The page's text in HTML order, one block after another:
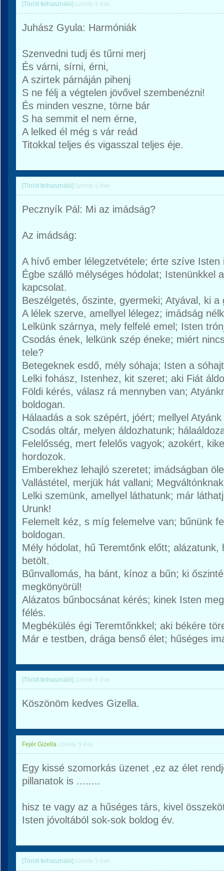
[Törölt felhasználó] üzente 5 éve
Juhász Gyula: Harmóniák
Szenvedni tudj és tűrni merj
És várni, sírni, érni,
A szirtek párnáján pihenj
S ne félj a végtelen jövővel szembenézni!
És minden veszne, törne bár
S ha semmit el nem érne,
A lelked él még s vár reád
Titokkal teljes és vigasszal teljes éje.
[Törölt felhasználó] üzente 5 éve
Pecznyík Pál: Mi az imádság?
Az imádság:
A hívő ember lélegzetvétele; érte szíve Isten
Égbe szálló mélységes hódolat; Istenünkkel
kapcsolat.
Beszélgetés, őszinte, gyermeki; Atyával, ki
A lélek szerve, amellyel lélegez; imádság
Lelkünk szárnya, mely felfelé emel; Isten
Csodás ének, lelkünk szép éneke; miért
tele?
Betegeknek esdő, mély sóhaja; Isten a
Lelki fohász, Istenhez, kit szeret; aki Fiát
Földi kérés, válasz rá mennyben van;
boldogan.
Hálaadás a sok szépért, jóért; mellyel
Csodás oltár, melyen áldozhatunk;
Felelősség, mert felelős vagyok; azokért,
hordozok.
Emberekhez lehajló szeretet; imádságban
Vallástétel, merjük hát vallani;
Lelki szemünk, amellyel láthatunk; már
Urunk!
Felemelt kéz, s míg felemelve van; bűnünk
boldogan.
Mély hódolat, hű Teremtőnk előtt; alázatunk,
betölt.
Bűnvallomás, ha bánt, kínoz a bűn; ki
megkönyörül!
Alázatos bűnbocsánat kérés; kinek Isten
félés.
Megbékülés égi Teremtőnkkel; aki békére
Már e testben, drága benső élet; hűséges
[Törölt felhasználó] üzente 5 éve
Köszönöm kedves Gizella.
Fejér Gizella üzente 5 éve
Egy kissé szomorkás üzenet ,ez az élet
pillanatok is ........
hisz te vagy az a hűséges társ, kivel
Isten jóvoltából sok-sok boldog év.
[Törölt felhasználó] üzente 5 éve